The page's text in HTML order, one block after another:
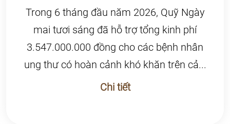
Trong 6 tháng đầu năm 2026, Quỹ Ngày
mai tươi sáng đã hỗ trợ tổng kinh phí
3.547.000.000 đồng cho các bệnh nhân
ung thư có hoàn cảnh khó khăn trên cả...
Chi tiết